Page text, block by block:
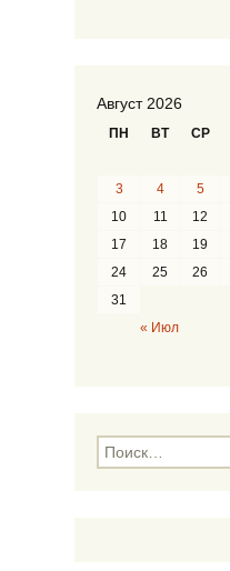
Август 2026
ПН ВТ СР
« Июл
3
4 5
10
11 12
17
18 19
24
25 26
31
Н
а